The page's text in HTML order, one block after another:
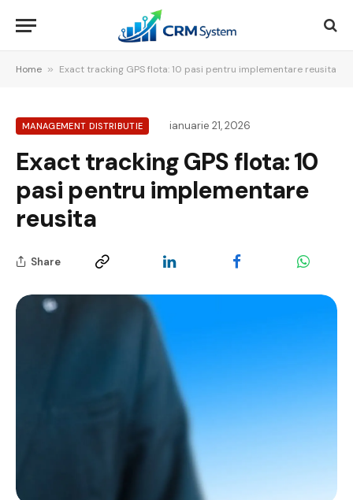
Home » Exact tracking GPS flota: 10 pasi pentru implementare reusita
MANAGEMENT DISTRIBUTIE ianuarie 21, 2026
Exact tracking GPS flota: 10
pasi pentru implementare
reusita
Share